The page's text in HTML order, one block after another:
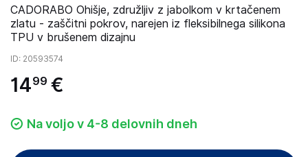
CADORABO Ohišje, združljiv z jabolkom v krtačenem
zlatu - zaščitni pokrov, narejen iz fleksibilnega silikona
TPU v brušenem dizajnu
ID: 20593574
1499 €
Na voljo v 4-8 delovnih dneh